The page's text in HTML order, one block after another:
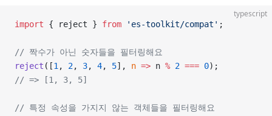
typescript
import { reject } from 'es-toolkit/compat' ;
// 짝수가 아닌 숫자들을 필터링해요
reject ([1 , 2, 3, 4, 5], n => n % 2 === 0);
// => [1, 3, 5]
// 특정 속성을 가지지 않는 객체들을 필터링해요